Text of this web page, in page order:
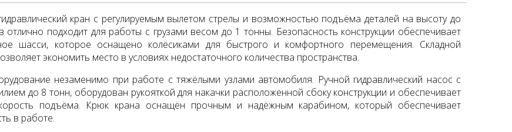
кран с регулируемым вылетом стрелы и возможностью подъёма деталей на высоту до
отлично подходит для работы с грузами весом до 1 тонны. Безопасность конструкции обеспечивает
шасси, которое оснащено колёсиками для быстрого и комфортного перемещения. Складной
экономить место в условиях недостаточного количества пространства.
незаменимо при работе с тяжёлыми узлами автомобиля. Ручной гидравлический насос с
до 8 тонн, оборудован рукояткой для накачки расположенной сбоку конструкции и обеспечивает
подъёма. Крюк крана оснащён прочным и надёжным карабином, который обеспечивает
в работе.